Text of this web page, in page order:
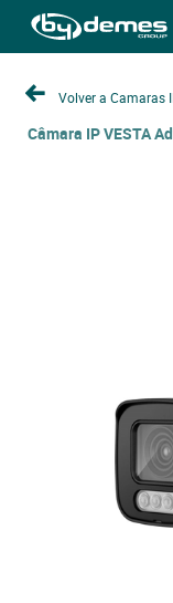
Volver a Camaras
Câmara IP VESTA